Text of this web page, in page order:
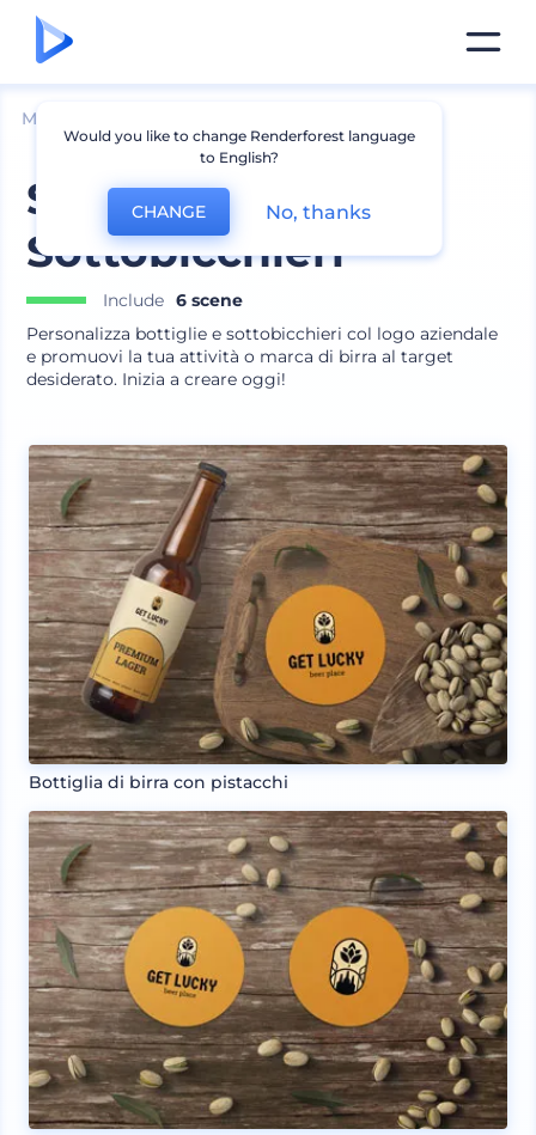
Mockup
Set Mockup
Sottobicchieri
Include 6 scene
Personalizza bottiglie e sottobicchieri col logo aziendale
e promuovi la tua attività o marca di birra al target
desiderato. Inizia a creare oggi!
Bottiglia di birra con pistacchi
Would you like to change Renderforest language
to English?
CHANGE No, thanks